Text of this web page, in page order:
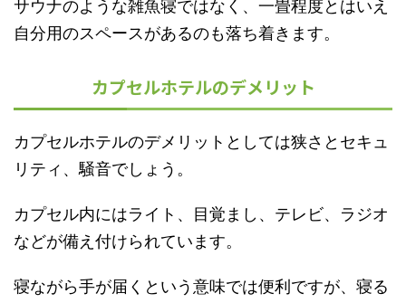
サウナのような雑魚寝ではなく、一畳程度とはいえ
自分用のスペースがあるのも落ち着きます。
カプセルホテルのデメリット
カプセルホテルのデメリットとしては狭さとセキュ
リティ、騒音でしょう。
カプセル内にはライト、目覚まし、テレビ、ラジオ
などが備え付けられています。
寝ながら手が届くという意味では便利ですが、寝る